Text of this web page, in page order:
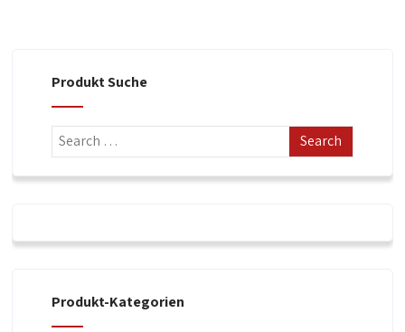
Produkt Suche
Produkt-Kategorien